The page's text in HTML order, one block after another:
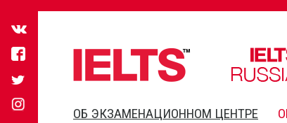
ОБ ЭКЗАМЕНАЦИОННОМ ЦЕНТРЕ